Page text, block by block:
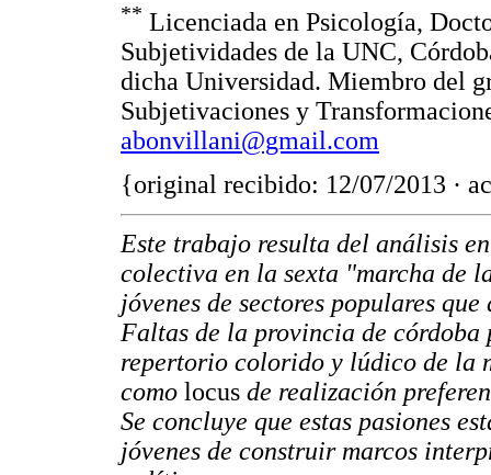
** Licenciada en Psicología,
Subjetividades de la UNC,
dicha Universidad. Miembro del
Subjetivaciones y
abonvillani@gmail.com
{original recibido: 12/07/2013 ·
Este trabajo resulta del análisis
colectiva en la sexta "marcha de
jóvenes de sectores populares
Faltas de la provincia de
repertorio colorido y lúdico de la
como locus de realización
Se concluye que estas pasiones
jóvenes de construir marcos